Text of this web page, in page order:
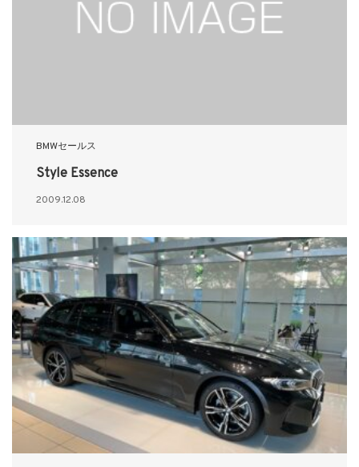
BMWセールス
Style Essence
2009.12.08